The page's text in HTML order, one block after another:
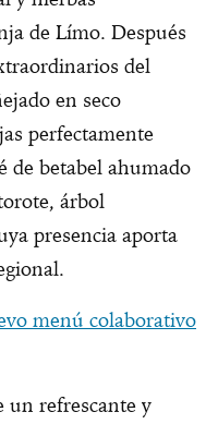
de Límo. Después
del
en seco
perfectamente
de betabel ahumado
árbol
presencia aporta
menú colaborativo
un refrescante y